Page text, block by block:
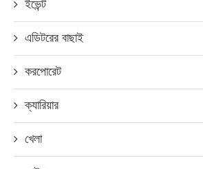
ইভেন্ট
এডিটরের বাছাই
করপোরেট
ক্যারিয়ার
খেলা